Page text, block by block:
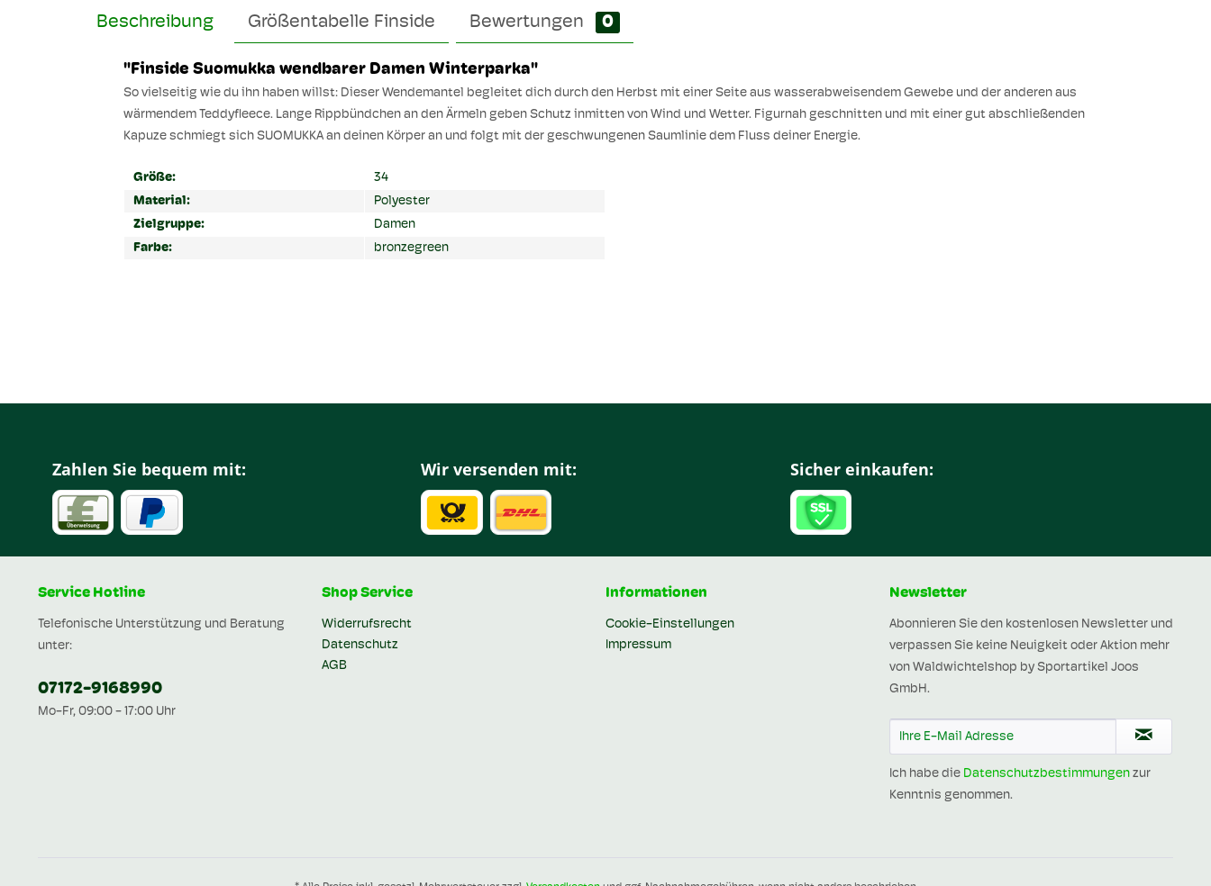
Beschreibung Größentabelle Finside Bewertungen 0
"Finside Suomukka wendbarer Damen Winterparka"
So vielseitig wie du ihn haben willst: Dieser Wendemantel begleitet dich durch den Herbst mit einer Seite aus wasserabweisendem Gewebe und der anderen aus
wärmendem Teddyfleece. Lange Rippbündchen an den Ärmeln geben Schutz inmitten von Wind und Wetter. Figurnah geschnitten und mit einer gut abschließenden
Kapuze schmiegt sich SUOMUKKA an deinen Körper an und folgt mit der geschwungenen Saumlinie dem Fluss deiner Energie.
Größe:
34
Material:
Polyester
Zielgruppe:
Damen
Farbe:
bronzegreen
Zahlen Sie bequem mit: Wir versenden mit: Sicher einkaufen:
Service Hotline
Telefonische Unterstützung und Beratung
unter:
07172-9168990
Mo-Fr, 09:00 - 17:00 Uhr
Shop Service
Widerrufsrecht
Datenschutz
AGB
Informationen
Cookie-Einstellungen
Impressum
Newsletter
Abonnieren Sie den kostenlosen Newsletter und
verpassen Sie keine Neuigkeit oder Aktion mehr
von Waldwichtelshop by Sportartikel Joos
GmbH.
Ich habe die Datenschutzbestimmungen zur
Kenntnis genommen.